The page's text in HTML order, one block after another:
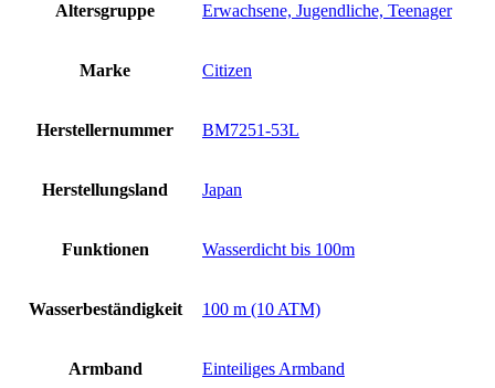
Altersgruppe Erwachsene, Jugendliche, Teenager
Marke Citizen
Herstellernummer BM7251-53L
Herstellungsland Japan
Funktionen Wasserdicht bis 100m
Wasserbeständigkeit 100 m (10 ATM)
Armband Einteiliges Armband